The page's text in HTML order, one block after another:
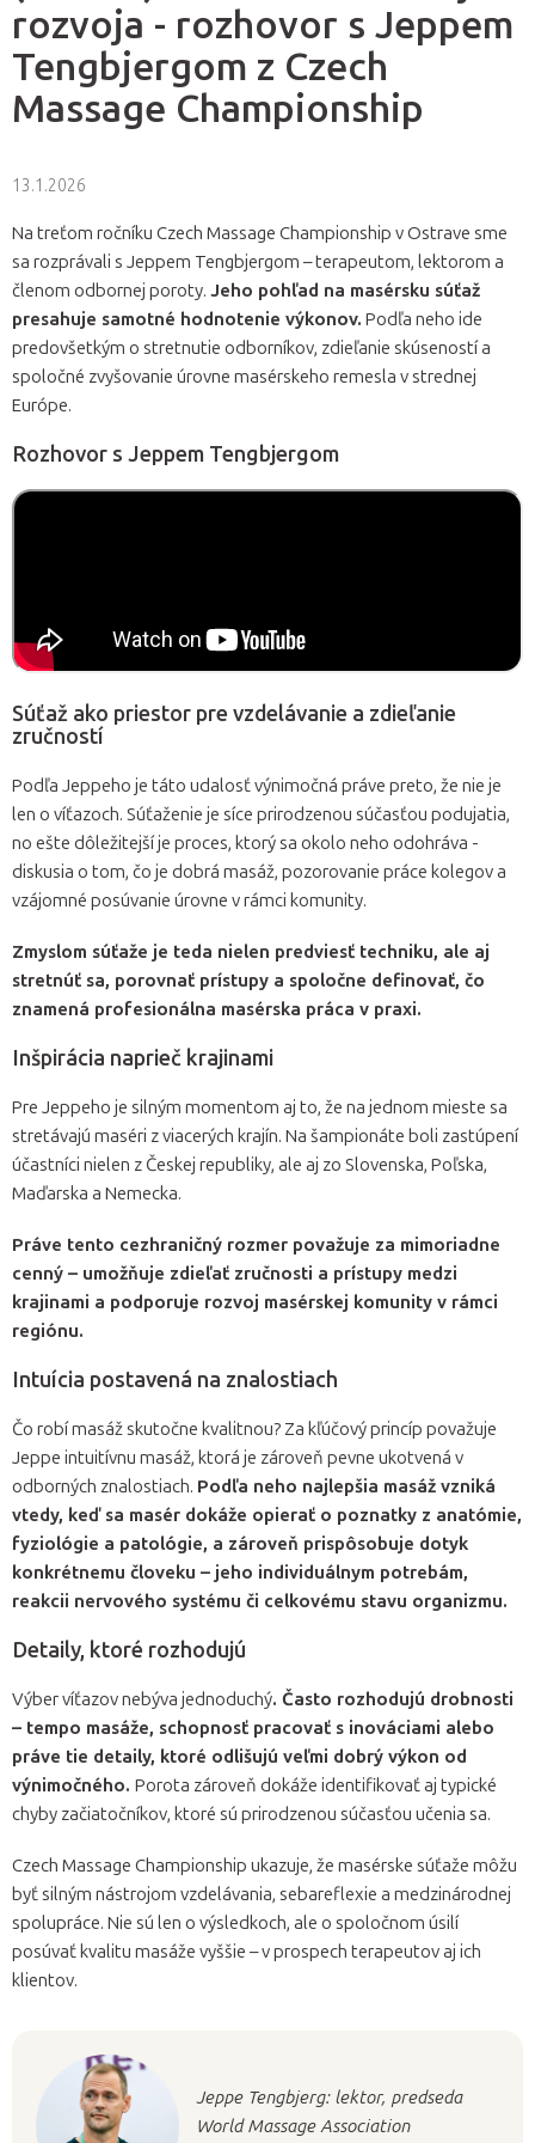
rozvoja - rozhovor s Jeppem
Tengbjergom z Czech
Massage Championship
13.1.2026
Na treťom ročníku Czech Massage Championship v Ostrave sme
sa rozprávali s Jeppem Tengbjergom – terapeutom, lektorom a
členom odbornej poroty. Jeho pohľad na masérsku súťaž
presahuje samotné hodnotenie výkonov. Podľa neho ide
predovšetkým o stretnutie odborníkov, zdieľanie skúseností a
spoločné zvyšovanie úrovne masérskeho remesla v strednej
Európe.
Rozhovor s Jeppem Tengbjergom
Súťaž ako priestor pre vzdelávanie a zdieľanie
zručností
Podľa Jeppeho je táto udalosť výnimočná práve preto, že nie je
len o víťazoch. Súťaženie je síce prirodzenou súčasťou podujatia,
no ešte dôležitejší je proces, ktorý sa okolo neho odohráva -
diskusia o tom, čo je dobrá masáž, pozorovanie práce kolegov a
vzájomné posúvanie úrovne v rámci komunity.
Zmyslom súťaže je teda nielen predviesť techniku, ale aj
stretnúť sa, porovnať prístupy a spoločne definovať, čo
znamená profesionálna masérska práca v praxi.
Inšpirácia naprieč krajinami
Pre Jeppeho je silným momentom aj to, že na jednom mieste sa
stretávajú maséri z viacerých krajín. Na šampionáte boli zastúpení
účastníci nielen z Českej republiky, ale aj zo Slovenska, Poľska,
Maďarska a Nemecka.
Práve tento cezhraničný rozmer považuje za mimoriadne
cenný – umožňuje zdieľať zručnosti a prístupy medzi
krajinami a podporuje rozvoj masérskej komunity v rámci
regiónu.
Intuícia postavená na znalostiach
Čo robí masáž skutočne kvalitnou? Za kľúčový princíp považuje
Jeppe intuitívnu masáž, ktorá je zároveň pevne ukotvená v
odborných znalostiach. Podľa neho najlepšia masáž vzniká
vtedy, keď sa masér dokáže opierať o poznatky z anatómie,
fyziológie a patológie, a zároveň prispôsobuje dotyk
konkrétnemu človeku – jeho individuálnym potrebám,
reakcii nervového systému či celkovému stavu organizmu.
Detaily, ktoré rozhodujú
Výber víťazov nebýva jednoduchý. Často rozhodujú drobnosti
– tempo masáže, schopnosť pracovať s inováciami alebo
práve tie detaily, ktoré odlišujú veľmi dobrý výkon od
výnimočného. Porota zároveň dokáže identifikovať aj typické
chyby začiatočníkov, ktoré sú prirodzenou súčasťou učenia sa.
Czech Massage Championship ukazuje, že masérske súťaže môžu
byť silným nástrojom vzdelávania, sebareflexie a medzinárodnej
spolupráce. Nie sú len o výsledkoch, ale o spoločnom úsilí
posúvať kvalitu masáže vyššie – v prospech terapeutov aj ich
klientov.
Jeppe Tengbjerg: lektor, predseda
World Massage Association